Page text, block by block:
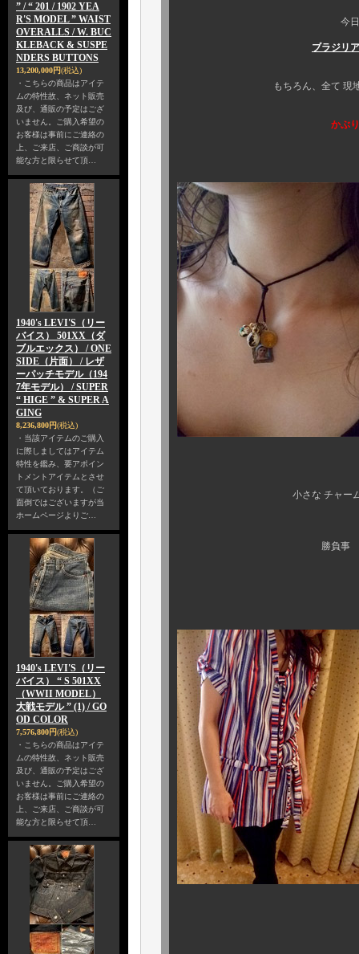
” / “ 201 / 1902 YEA
R'S MODEL ” WAIST
OVERALLS / W. BUC
KLEBACK & SUSPE
NDERS BUTTONS
13,200,000円(税込)
・こちらの商品はアイテ
ムの特性故、ネット販売
及び、通販の予定はござ
いません。ご購入希望の
お客様は事前にご連絡の
上、ご来店、ご商談が可
能な方と限らせて頂…
1940's LEVI'S（リー
バイス） 501XX（ダ
ブルエックス） / ONE
SIDE（片面） / レザ
ーパッチモデル（194
7年モデル） / SUPER
“ HIGE ” & SUPER A
GING
8,236,800円(税込)
・当該アイテムのご購入
に際しましてはアイテム
特性を鑑み、要アポイン
トメントアイテムとさせ
て頂いております。（ご
面倒ではございますが当
ホームページよりご…
1940's LEVI'S（リー
バイス） “ S 501XX
（WWII MODEL）
大戦モデル ” (1) / GO
OD COLOR
7,576,800円(税込)
・こちらの商品はアイテ
ムの特性故、ネット販売
及び、通販の予定はござ
いません。ご購入希望の
お客様は事前にご連絡の
上、ご来店、ご商談が可
能な方と限らせて頂…
今日は、カプリ
ブラジリ
もちろん、全て 現地 ブラ
かぶりなし の
小さな チャームには、全て
勝負事 ・ 恋愛 ・